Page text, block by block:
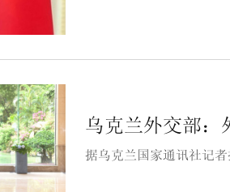
乌克兰外交部
据乌克兰国家通讯社记